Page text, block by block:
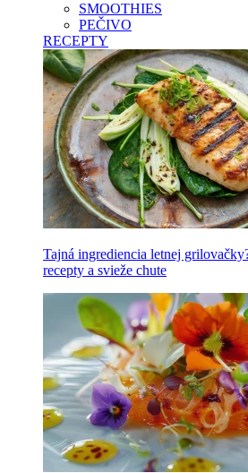
SMOOTHIES
PEČIVO
RECEPTY
Tajná ingrediencia letnej
recepty a svieže chute